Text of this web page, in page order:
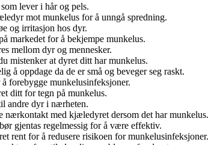
lever i hår og pels.
mot munkelus for å unngå spredning.
og irritasjon hos dyr.
markedet for å bekjempe munkelus.
mellom dyr og mennesker.
mistenker at dyret ditt har munkelus.
å oppdage da de er små og beveger seg raskt.
forebygge munkelusinfeksjoner.
ditt for tegn på munkelus.
andre dyr i nærheten.
nærkontakt med kjæledyret dersom det har munkelus.
gjentas regelmessig for å være effektiv.
rent for å redusere risikoen for munkelusinfeksjoner.